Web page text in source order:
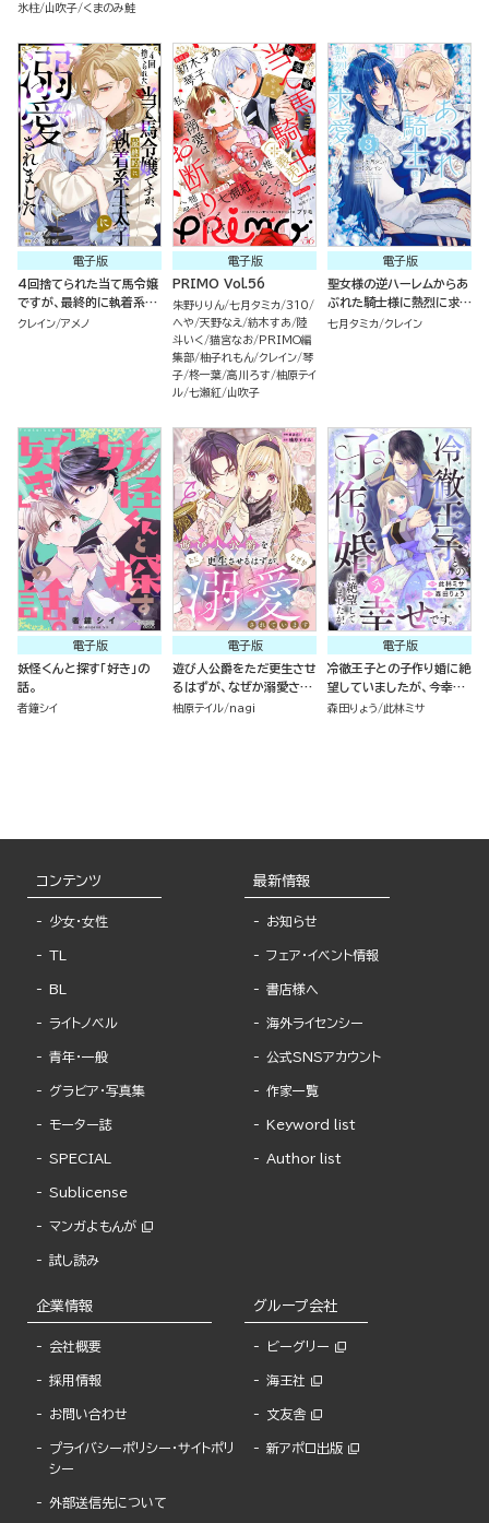
氷柱 山吹子 くまのみ鮭
電子版
4回捨てられた当て馬令嬢
ですが、最終的に執着系王
太子に溺愛されました（単
クレイン アメノ
電子版
PRIMO Vol.56
朱野りりん 七月タミカ
310
へや 天野なえ 紡木すあ
陸
斗いく 猫宮なお
PRIMO編
集部 柚子れもん クレイン 琴
子 柊一葉 高川ろす 柚原テイ
ル 七瀬紅 山吹子
電子版
聖女様の逆ハーレムからあ
ぶれた騎士様に熱烈に求愛
されている件 （3）
七月タミカ クレイン
電子版
妖怪くんと探す「好き」の
話。
者鐘シイ
電子版
遊び人公爵をただ更生させ
るはずが、なぜか溺愛され
ています（単話版）
柚原テイル nagi
電子版
冷徹王子との子作り婚に絶
望していましたが、今幸せ
です。（単話版）
森田りょう 此林ミサ
コンテンツ
少女・女性
TL
BL
ライトノベル
青年・一般
グラビア・写真集
モーター誌
SPECIAL
Sublicense
マンガよもんが
試し読み
最新情報
お知らせ
フェア・イベント情報
書店様へ
海外ライセンシー
公式SNSアカウント
作家一覧
Keyword list
Author list
企業情報
会社概要
採用情報
お問い合わせ
プライバシーポリシー・サイトポリ
シー
外部送信先について
グループ会社
ビーグリー
海王社
文友舎
新アポロ出版